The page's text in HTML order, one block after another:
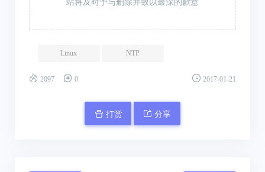
站将及时予与删除并致以最深的歉意
Linux NTP
2097 0 2017-01-21
打赏 分享